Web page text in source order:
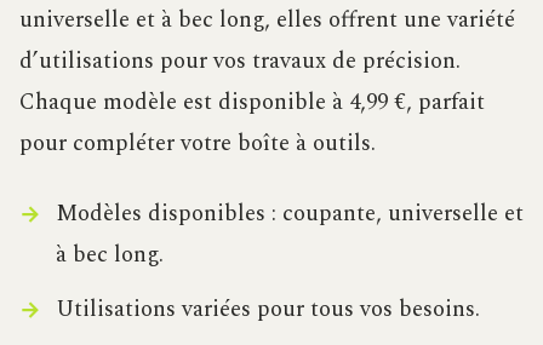
universelle et à bec long, elles offrent une variété
d’utilisations pour vos travaux de précision.
Chaque modèle est disponible à 4,99 €, parfait
pour compléter votre boîte à outils.
Modèles disponibles : coupante, universelle et
à bec long.
Utilisations variées pour tous vos besoins.